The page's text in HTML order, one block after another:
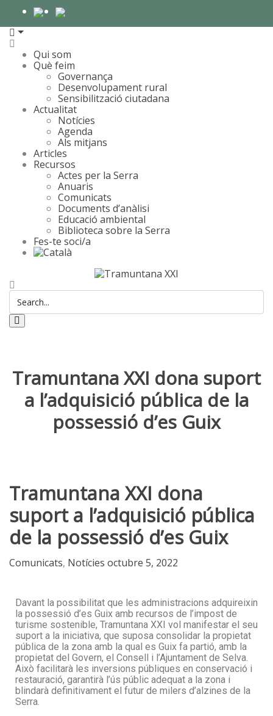
Qui som
Què feim
Governança
Desenvolupament rural
Sensibilització ciutadana
Actualitat
Notícies
Agenda
Als mitjans
Articles
Recursos
Actes per la Serra
Anuaris
Comunicats
Documents d’anàlisi
Educació ambiental
Biblioteca sobre la Serra
Fes-te soci/a
Tramuntana XXI dona suport
a l’adquisició pública de la
possessió d’es Guix
Tramuntana XXI dona
suport a l’adquisició pública
de la possessió d’es Guix
Comunicats, Notícies octubre 5, 2022
Davant la possibilitat que les administracions adquireixin
la possessió d’es Guix amb recursos de l’impost de
turisme sostenible, Tramuntana XXI vol manifestar el seu
suport a la iniciativa, que suposa consolidar la propietat
pública de la zona amb la qual es Guix fa partió, amb la
propietat del Govern, el Consell i l’Ajuntament de Selva.
Això facilitarà les inversions públiques en conservació i
restauració, garantirà l’ús públic adequat a la zona i
blindarà definitivament el futur de milers d’alzines de la
Serra.